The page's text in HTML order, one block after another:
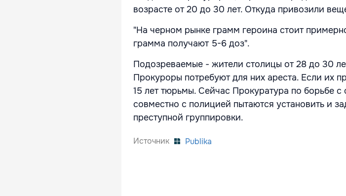
возрасте от 20 до 30 лет. Откуда привозили
"На черном рынке грамм героина стоит
грамма получают 5-6 доз".
Подозреваемые - жители столицы от 28 до 30
Прокуроры потребуют для них ареста. Если их
15 лет тюрьмы. Сейчас Прокуратура по борьбе с
совместно с полицией пытаются установить и
преступной группировки.
Источник Publika